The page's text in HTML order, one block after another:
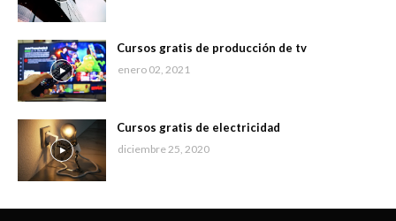
Cursos gratis de producción de tv
enero 02, 2021
Cursos gratis de electricidad
diciembre 25, 2020